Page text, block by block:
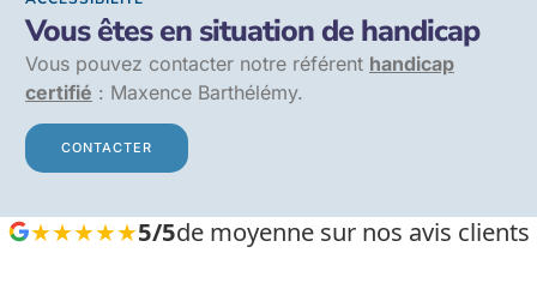
Vous êtes en situation de handicap
Vous pouvez contacter notre référent handicap
certifié : Maxence Barthélémy.
CONTACTER
★★★★★5/5de moyenne sur nos avis clients